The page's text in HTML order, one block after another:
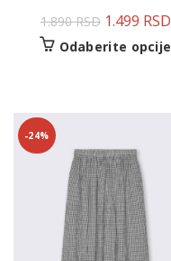
1.890RSD 1.499 RSD
Odaberite opcije
-24%